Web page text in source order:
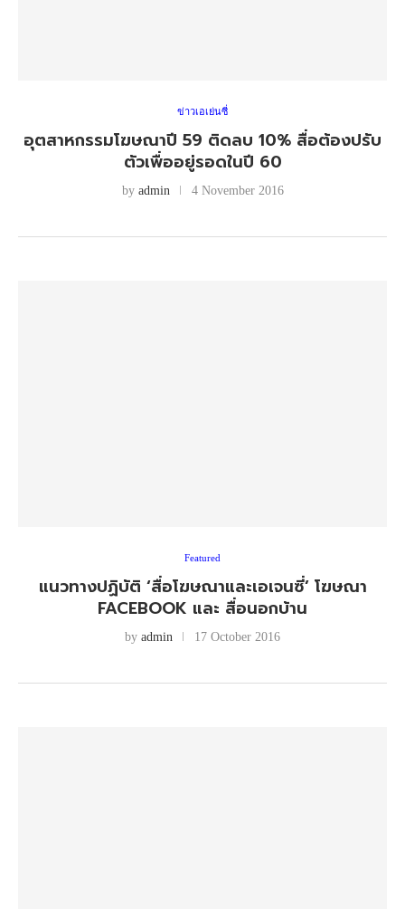
ข่าวเอเย่นซี่
อุตสาหกรรมโฆษณาปี 59 ติดลบ 10% สื่อต้องปรับ
ตัวเพื่ออยู่รอดในปี 60
by admin 4 November 2016
Featured
แนวทางปฏิบัติ ‘สื่อโฆษณาและเอเจนซี่’ โฆษณา
FACEBOOK และ สื่อนอกบ้าน
by admin 17 October 2016